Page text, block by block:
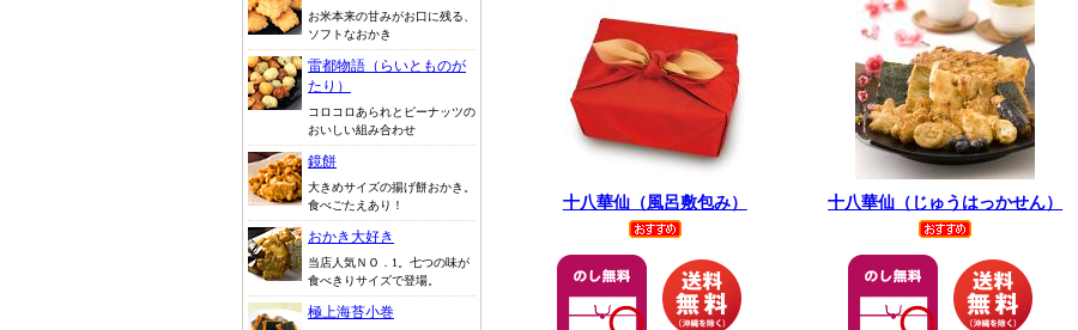
お米本来の甘みがお口に残る、
ソフトなおかき
雷都物語（らいとものが
たり）
コロコロあられとピーナッツの
おいしい組み合わせ
鏡餅
大きめサイズの揚げ餅おかき。
食べごたえあり！
おかき大好き
当店人気ＮＯ．1。七つの味が
食べきりサイズで登場。
極上海苔小巻
十八華仙（風呂敷包み） 十八華仙（じゅうはっかせん）